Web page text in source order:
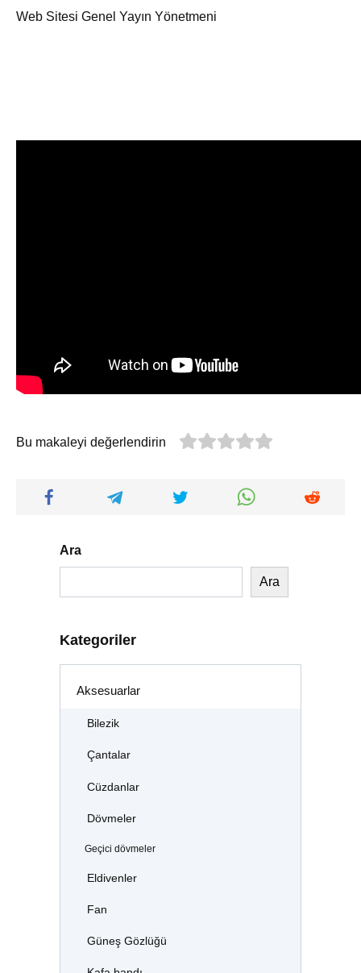
Web Sitesi Genel Yayın Yönetmeni
Bu makaleyi değerlendirin
Ara
Ara
Kategoriler
Aksesuarlar
Bilezik
Çantalar
Cüzdanlar
Dövmeler
Geçici dövmeler
Eldivenler
Fan
Güneş Gözlüğü